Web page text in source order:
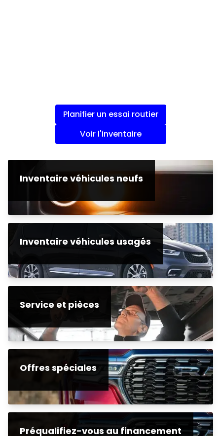
Planifier un essai routier
Voir l'inventaire
Inventaire véhicules neufs
Inventaire véhicules usagés
Service et pièces
Offres spéciales
Préqualifiez-vous au financement